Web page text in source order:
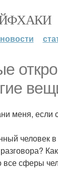
новости
меня, если
человек
все сферы